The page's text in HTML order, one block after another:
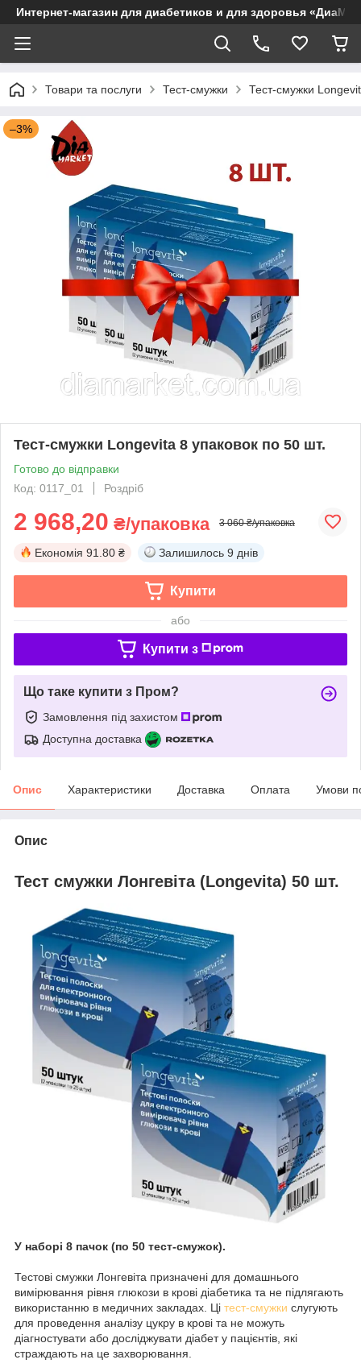
Интернет-магазин для диабетиков и для здоровья
Товари та послуги Тест-смужки Тест-смужки
–3%
Тест-смужки Longevita 8 упаковок по 50 шт.
Готово до відправки
Код: 0117_01
Роздріб
2 968,20 ₴/упаковка 3 060 ₴/упаковка
Економія 91.80 ₴ Залишилось 9 днів
Купити
або
Купити з
Що таке купити з Пром?
Замовлення під захистом
Доступна доставка
Опис Характеристики Доставка Оплата Умови
Опис
Тест смужки Лонгевіта (Longevita) 50 шт.
У наборі 8 пачок (по 50 тест-смужок).
Тестові смужки Лонгевіта призначені для домашнього
вимірювання рівня глюкози в крові діабетика та не підлягають
використанню в медичних закладах. Ці тест-смужки слугують
для проведення аналізу цукру в крові та не можуть
діагностувати або досліджувати діабет у пацієнтів, які
страждають на це захворювання.